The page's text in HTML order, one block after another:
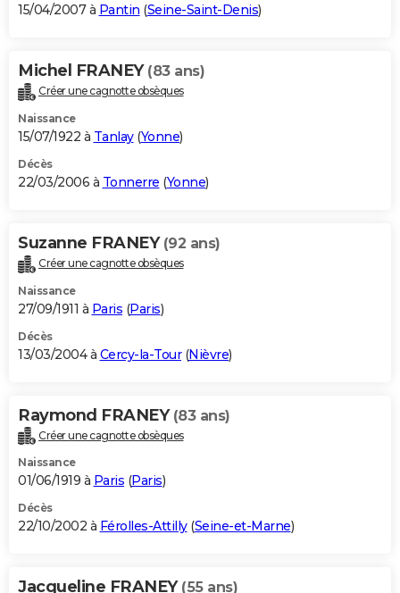
15/04/2007 à Pantin (Seine-Saint-Denis)
Michel FRANEY (83 ans)
Créer une cagnotte obsèques
Naissance
15/07/1922 à Tanlay(Yonne)
Décès
22/03/2006 à Tonnerre (Yonne)
Suzanne FRANEY (92 ans)
Créer une cagnotte obsèques
Naissance
27/09/1911 à Paris (Paris)
Décès
13/03/2004 à Cercy-la-Tour(Nièvre)
Raymond FRANEY (83 ans)
Créer une cagnotte obsèques
Naissance
01/06/1919 à Paris (Paris)
Décès
22/10/2002 à Férolles-Attilly(Seine-et-Marne)
Jacqueline FRANEY (55 ans)